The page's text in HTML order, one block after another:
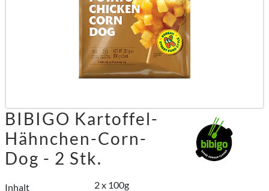
BIBIGO Kartoffel-
Hähnchen-Corn-
Dog - 2 Stk.
Inhalt 2 x 100g